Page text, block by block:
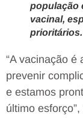
população
vacinal,
“A vacinação é
prevenir
e estamos
último